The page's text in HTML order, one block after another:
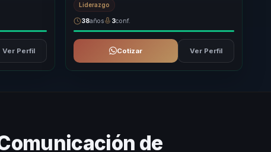
Ver Perfil
Liderazgo
38años 3conf.
Cotizar Ver Perfil
de